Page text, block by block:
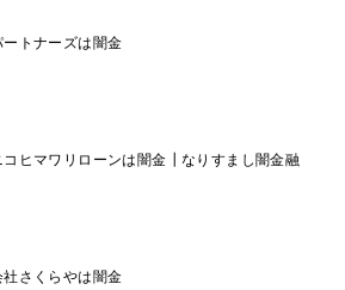
ートナーズは闇金
コヒマワリローンは闇金┃なりすまし闇金融
社さくらやは闇金